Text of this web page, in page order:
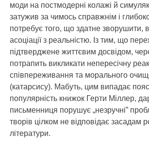
моди на постмодерні колажі й
затужив за чимось справжнім і
потребує того, що здатне зворушити,
асоціації з реальністю. Із тим, що
підтверджене життєвим досвідом,
потрапить викликати непересічну
співпереживання та морального
(катарсису). Мабуть, цим випадає
популярність книжок Герти Міллер,
письменниця порушує „незручні”
творів цілком не відповідає засадам
літератури.